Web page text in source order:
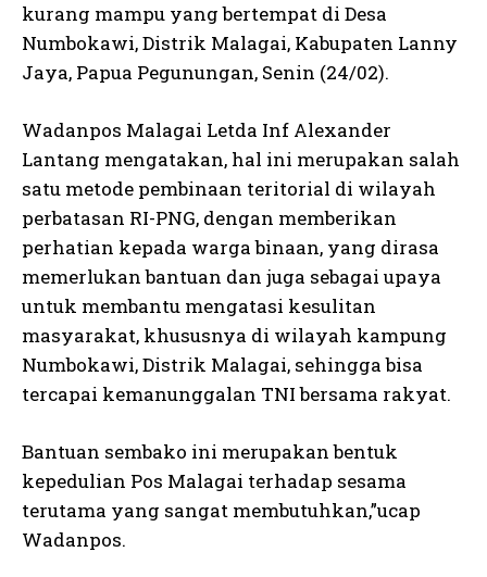
kurang mampu yang bertempat di Desa
Numbokawi, Distrik Malagai, Kabupaten Lanny
Jaya, Papua Pegunungan, Senin (24/02).
Wadanpos Malagai Letda Inf Alexander
Lantang mengatakan, hal ini merupakan salah
satu metode pembinaan teritorial di wilayah
perbatasan RI-PNG, dengan memberikan
perhatian kepada warga binaan, yang dirasa
memerlukan bantuan dan juga sebagai upaya
untuk membantu mengatasi kesulitan
masyarakat, khususnya di wilayah kampung
Numbokawi, Distrik Malagai, sehingga bisa
tercapai kemanunggalan TNI bersama rakyat.
Bantuan sembako ini merupakan bentuk
kepedulian Pos Malagai terhadap sesama
terutama yang sangat membutuhkan,”ucap
Wadanpos.